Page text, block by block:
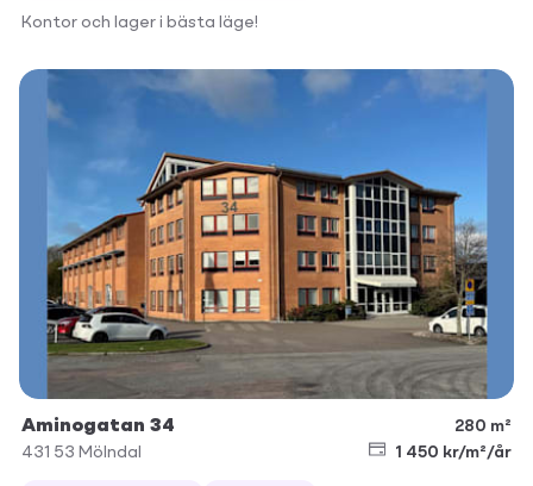
Kontor och lager i bästa läge!
Aminogatan 34
280 m²
431 53 Mölndal 1 450 kr/m²/år